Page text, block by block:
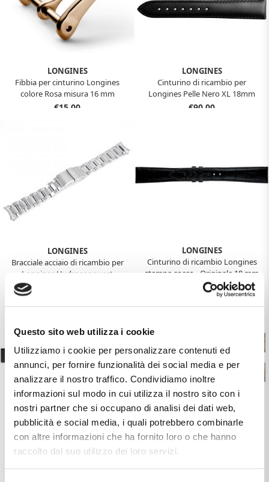
Questo sito web utilizza i cookie
Utilizziamo i cookie per personalizzare contenuti ed
annunci, per fornire funzionalità dei social media e per
analizzare il nostro traffico. Condividiamo inoltre
informazioni sul modo in cui utilizza il nostro sito con i
nostri partner che si occupano di analisi dei dati web,
pubblicità e social media, i quali potrebbero combinarle
con altre informazioni che ha fornito loro o che hanno
raccolto dal suo utilizzo dei loro servizi.
LONGINES
Fibbia per cinturino Longines
colore Rosa misura 16 mm
€15,00
LONGINES
Cinturino di ricambio per
Longines Pelle Nero XL 18mm
€90,00
LONGINES
Bracciale acciaio di ricambio per
Longines Hydroconquest
LONGINES
Cinturino di ricambio Longines
stampa cocco - Originale 18 mm
€90,00
Cinturino di ricambio per
Longines Belle Arti Originale 12
€90,00
LONGINES
Cinturino Longines stampa
Coccodrillo - Originale 18mm
€90,00